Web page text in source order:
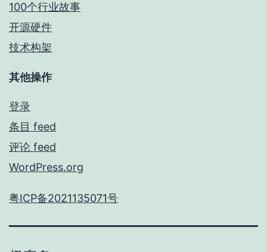
100个行业故事
开源硬件
技术构架
其他操作
登录
条目 feed
评论 feed
WordPress.org
粤ICP备2021135071号